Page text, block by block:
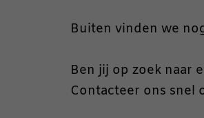
Buiten vinden we
Ben jij op zoek naar
Contacteer ons snel